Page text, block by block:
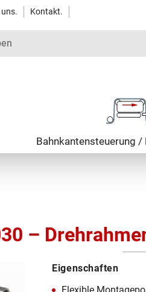
uns. Kontakt.
Bahnkanten­steuerung /
–
Eigenschaften